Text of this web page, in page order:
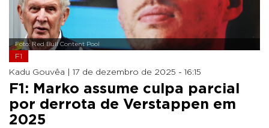
Foto: Red Bull Content Pool
F1
Kadu Gouvêa | 17 de dezembro de 2025 - 16:15
F1: Marko assume culpa parcial
por derrota de Verstappen em
2025